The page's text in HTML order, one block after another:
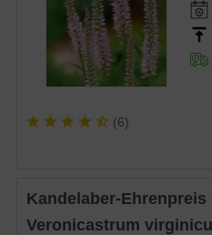
(6)
Kandelaber-
Veronicastrum